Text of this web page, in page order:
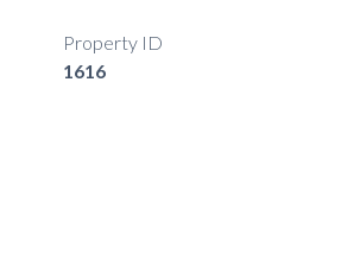
Property ID
1616